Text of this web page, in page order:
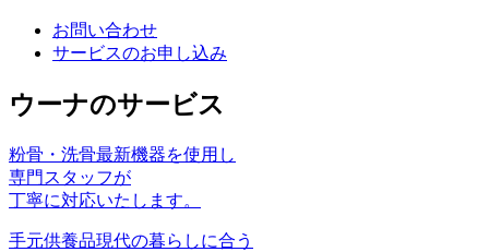
お問い合わせ
サービスのお申し込み
ウーナのサービス
粉骨・洗骨最新機器を使⽤し
専⾨スタッフが
丁寧に対応いたします。
手元供養品現代の暮らしに合う